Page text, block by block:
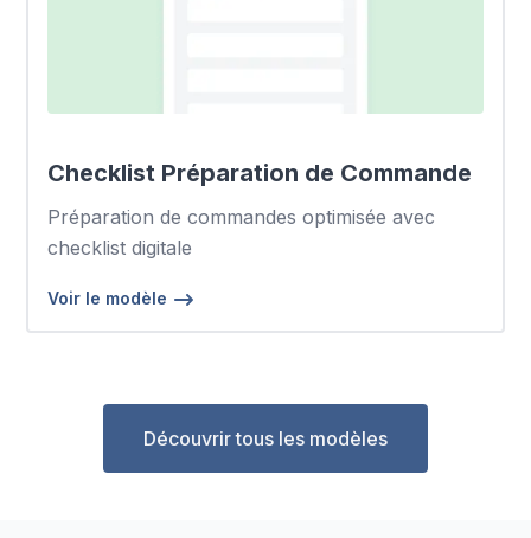
Checklist Préparation de Commande
Préparation de commandes optimisée avec
checklist digitale
Voir le modèle
Découvrir tous les modèles